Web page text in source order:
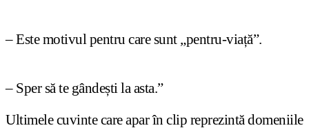
– Este motivul pentru care sunt „pentru-viață”.
– Sper să te gândești la asta.”
Ultimele cuvinte care apar în clip reprezintă domeniile